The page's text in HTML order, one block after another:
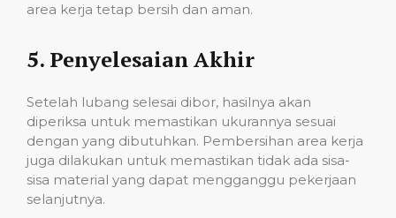
area kerja tetap bersih dan aman.
5. Penyelesaian Akhir
Setelah lubang selesai dibor, hasilnya akan
diperiksa untuk memastikan ukurannya sesuai
dengan yang dibutuhkan. Pembersihan area kerja
juga dilakukan untuk memastikan tidak ada sisa-
sisa material yang dapat mengganggu pekerjaan
selanjutnya.